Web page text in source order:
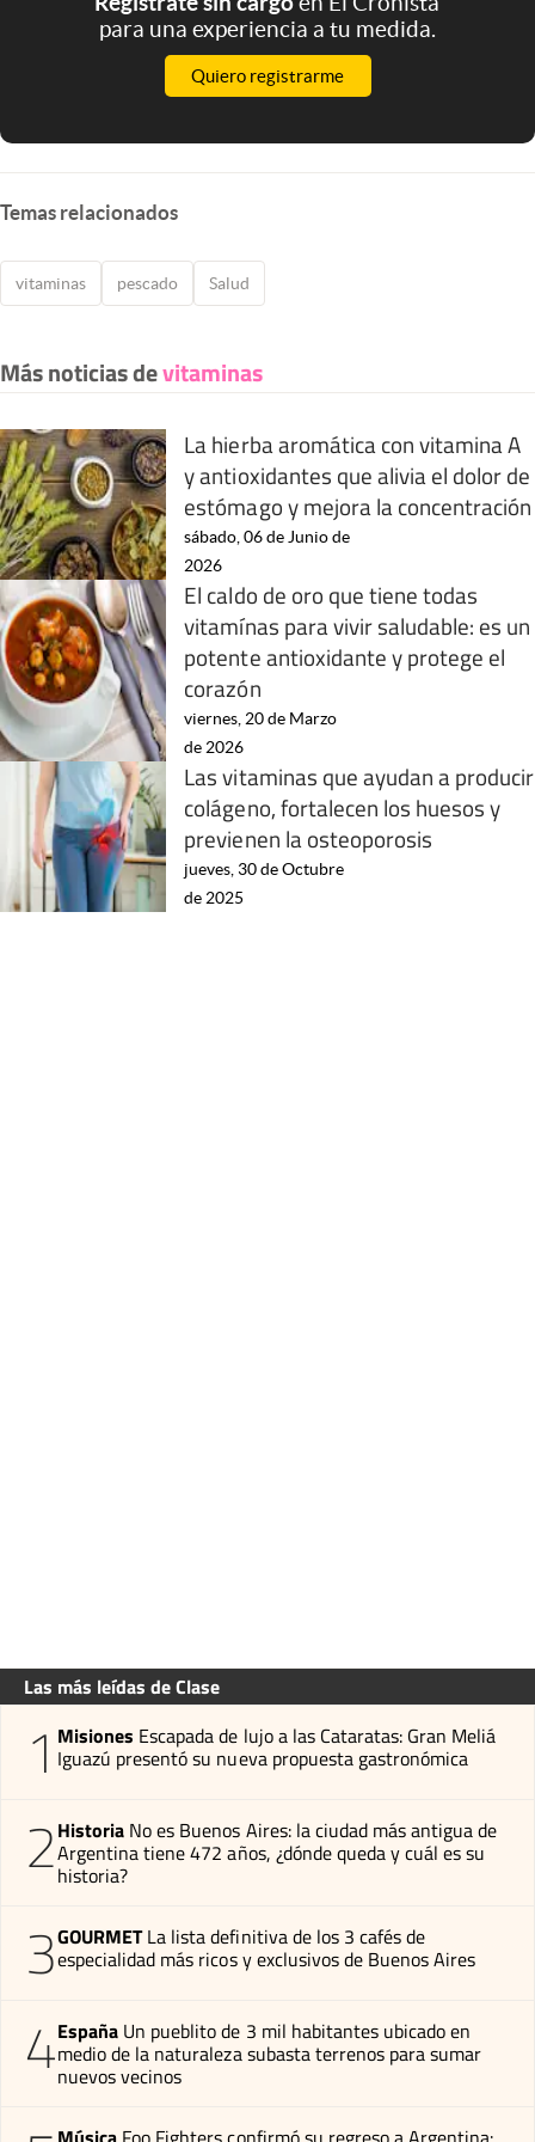
para una experiencia a tu medida.
Quiero registrarme
Temas relacionados
vitaminas pescado Salud
Más noticias devitaminas
La hierba aromática con vitamina A
y antioxidantes que alivia el dolor de
estómago y mejora la concentración
sábado, 06 de Junio de
2026
El caldo de oro que tiene todas
vitamínas para vivir saludable: es un
potente antioxidante y protege el
corazón
viernes, 20 de Marzo
de 2026
Las vitaminas que ayudan a producir
colágeno, fortalecen los huesos y
previenen la osteoporosis
jueves, 30 de Octubre
de 2025
Las más leídas de Clase
1 Misiones Escapada de lujo a las Cataratas: Gran Meliá
Iguazú presentó su nueva propuesta gastronómica
2Historia No es Buenos Aires: la ciudad más antigua de
Argentina tiene 472 años, ¿dónde queda y cuál es su
historia?
3GOURMET La lista definitiva de los 3 cafés de
especialidad más ricos y exclusivos de Buenos Aires
4España Un pueblito de 3 mil habitantes ubicado en
medio de la naturaleza subasta terrenos para sumar
nuevos vecinos